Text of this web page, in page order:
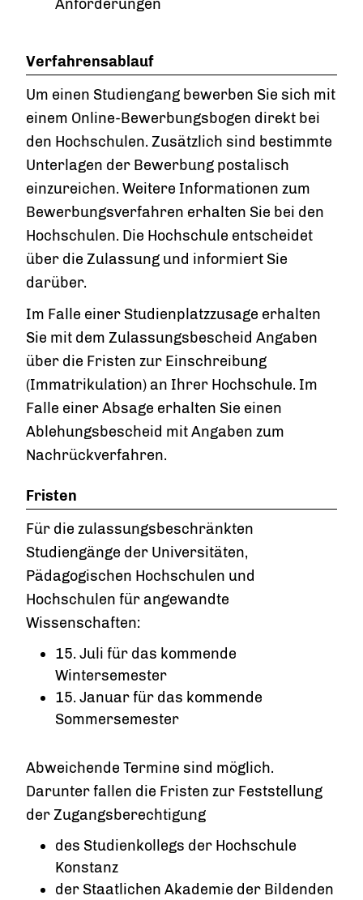
Anforderungen
Verfahrensablauf
Um einen Studiengang bewerben Sie sich mit
einem Online-Bewerbungsbogen direkt bei
den Hochschulen. Zusätzlich sind bestimmte
Unterlagen der Bewerbung postalisch
einzureichen. Weitere Informationen zum
Bewerbungsverfahren erhalten Sie bei den
Hochschulen. Die Hochschule entscheidet
über die Zulassung und informiert Sie
darüber.
Im Falle einer Studienplatzzusage erhalten
Sie mit dem Zulassungsbescheid Angaben
über die Fristen zur Einschreibung
(Immatrikulation) an Ihrer Hochschule. Im
Falle einer Absage erhalten Sie einen
Ablehungsbescheid mit Angaben zum
Nachrückverfahren.
Fristen
Für die zulassungsbeschränkten
Studiengänge der Universitäten,
Pädagogischen Hochschulen und
Hochschulen für angewandte
Wissenschaften:
15. Juli für das kommende
Wintersemester
15. Januar für das kommende
Sommersemester
Abweichende Termine sind möglich.
Darunter fallen die Fristen zur Feststellung
der Zugangsberechtigung
des Studienkollegs der Hochschule
Konstanz
der Staatlichen Akademie der Bildenden